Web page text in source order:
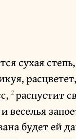
сухая степь,
расцветет,
2распустит
веселья
будет ей